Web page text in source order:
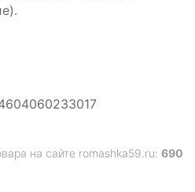
на сайте romashka59.ru: 690